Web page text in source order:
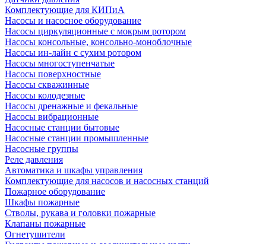
Комплектующие для КИПиА
Насосы и насосное оборудование
Насосы циркуляционные с мокрым ротором
Насосы консольные, консольно-моноблочные
Насосы ин-лайн с сухим ротором
Насосы многоступенчатые
Насосы поверхностные
Насосы скважинные
Насосы колодезные
Насосы дренажные и фекальные
Насосы вибрационные
Насосные станции бытовые
Насосные станции промышленные
Насосные группы
Реле давления
Автоматика и шкафы управления
Комплектующие для насосов и насосных станций
Пожарное оборудование
Шкафы пожарные
Стволы, рукава и головки пожарные
Клапаны пожарные
Огнетушители